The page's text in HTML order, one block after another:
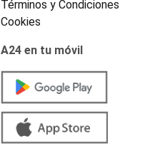
Términos y Condiciones
Cookies
A24 en tu móvil